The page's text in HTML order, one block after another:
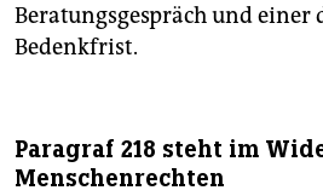
Beratungsgespräch und einer
Bedenkfrist.
Paragraf 218 steht im
Menschenrechten